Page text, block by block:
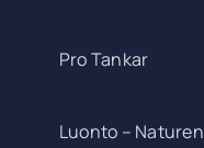
Pro Tankar
Luonto – Naturen